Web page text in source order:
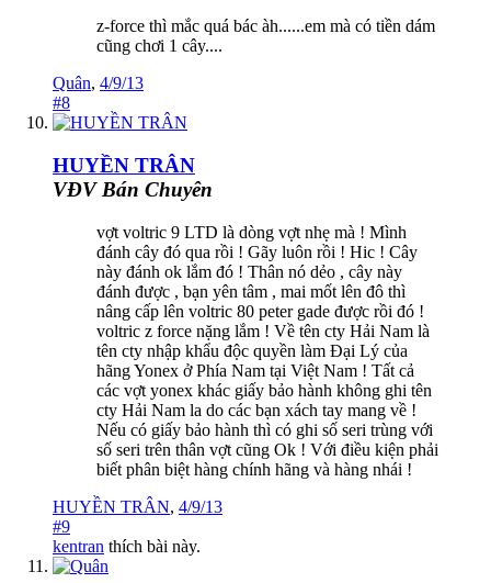
z-force thì mắc quá bác àh......em mà có tiền dám
cũng chơi 1 cây....
Quân, 4/9/13
#8
HUYỀN TRÂN
VĐV Bán Chuyên
vợt voltric 9 LTD là dòng vợt nhẹ mà ! Mình
đánh cây đó qua rồi ! Gãy luôn rồi ! Hic ! Cây
này đánh ok lắm đó ! Thân nó dẻo , cây này
đánh được , bạn yên tâm , mai mốt lên đô thì
nâng cấp lên voltric 80 peter gade được rồi đó !
voltric z force nặng lắm ! Về tên cty Hải Nam là
tên cty nhập khẩu độc quyền làm Đại Lý của
hãng Yonex ở Phía Nam tại Việt Nam ! Tất cả
các vợt yonex khác giấy bảo hành không ghi tên
cty Hải Nam la do các bạn xách tay mang về !
Nếu có giấy bảo hành thì có ghi số seri trùng với
số seri trên thân vợt cũng Ok ! Với điều kiện phải
biết phân biệt hàng chính hãng và hàng nhái !
HUYỀN TRÂN, 4/9/13
#9
kentran thích bài này.